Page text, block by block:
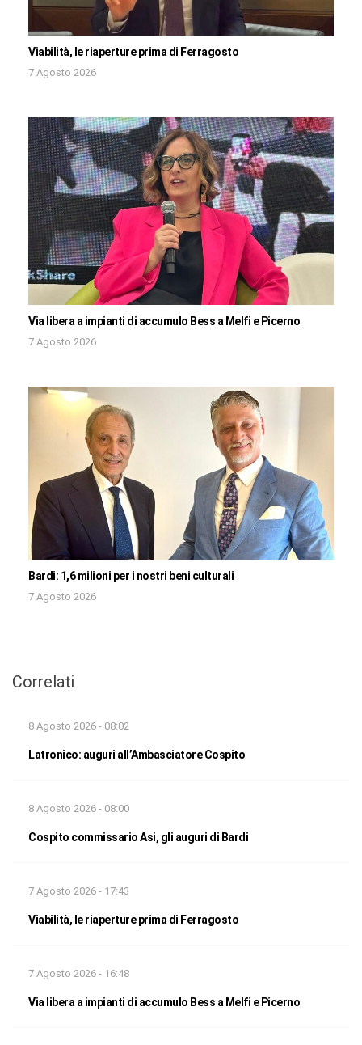
Viabilità, le riaperture prima di Ferragosto
7 Agosto 2026
Via libera a impianti di accumulo Bess a Melfi e Picerno
7 Agosto 2026
Bardi: 1,6 milioni per i nostri beni culturali
7 Agosto 2026
Correlati
8 Agosto 2026 - 08:02
Latronico: auguri all’Ambasciatore Cospito
8 Agosto 2026 - 08:00
Cospito commissario Asi, gli auguri di Bardi
7 Agosto 2026 - 17:43
Viabilità, le riaperture prima di Ferragosto
7 Agosto 2026 - 16:48
Via libera a impianti di accumulo Bess a Melfi e Picerno